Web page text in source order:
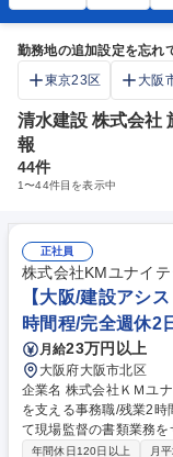
勤務地の追加設定を忘れ
東京23区
大阪
清水建設 株式会社
報
44件
1〜44件目を表示中
正社員
株式会社KMユナイテ
【大阪/建設アシ
時間程/完全週休2
月給23万円以上
大阪府大阪市北区
企業名 株式会社ＫＭユナイテッド 求人名 【大阪/建
を支える事務職/残業2時間程/完全週休2
て現場監督の書類業務
るので、取引先の担当
年間休日120日以上 月